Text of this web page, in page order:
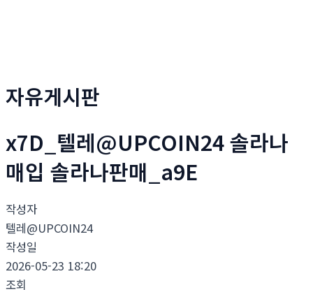
자유게시판
x7D_텔레@UPCOIN24 솔라나
매입 솔라나판매_a9E
작성자
텔레@UPCOIN24
작성일
2026-05-23 18:20
조회